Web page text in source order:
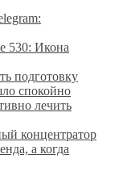
530: Икона
подготовку
спокойно
лечить
концентратор
а когда